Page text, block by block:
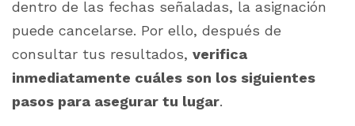
dentro de las fechas señaladas, la asignación
puede cancelarse. Por ello, después de
consultar tus resultados, verifica
inmediatamente cuáles son los siguientes
pasos para asegurar tu lugar.